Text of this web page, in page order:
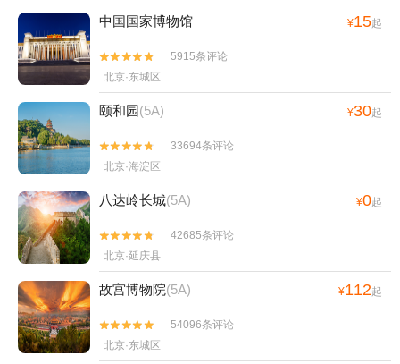
中国国家博物馆 ¥15起


5915条评论
北京·东城区
颐和园(5A) ¥30起


33694条评论
北京·海淀区
八达岭长城(5A) ¥0起


42685条评论
北京·延庆县
故宫博物院(5A) ¥112起


54096条评论
北京·东城区